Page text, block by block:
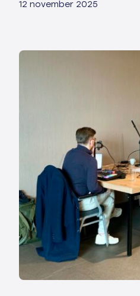
12 november 2025